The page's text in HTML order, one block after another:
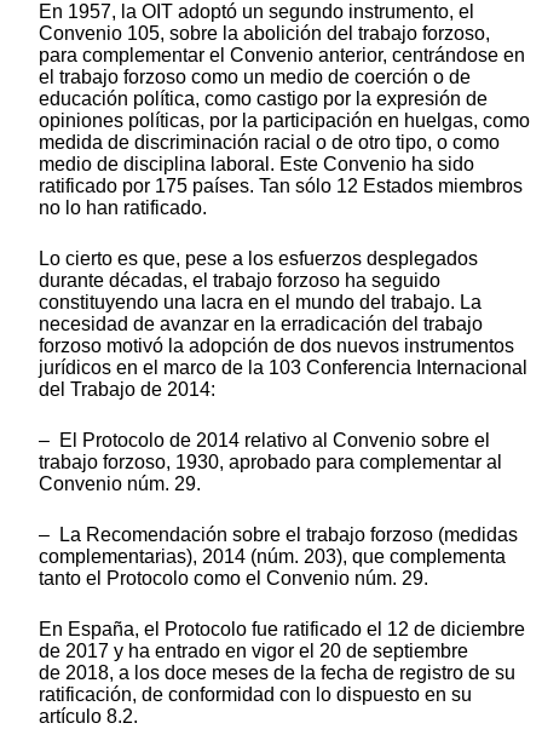
En 1957, la OIT adoptó un segundo instrumento, el
Convenio 105, sobre la abolición del trabajo forzoso,
para complementar el Convenio anterior, centrándose en
el trabajo forzoso como un medio de coerción o de
educación política, como castigo por la expresión de
opiniones políticas, por la participación en huelgas, como
medida de discriminación racial o de otro tipo, o como
medio de disciplina laboral. Este Convenio ha sido
ratificado por 175 países. Tan sólo 12 Estados miembros
no lo han ratificado.
Lo cierto es que, pese a los esfuerzos desplegados
durante décadas, el trabajo forzoso ha seguido
constituyendo una lacra en el mundo del trabajo. La
necesidad de avanzar en la erradicación del trabajo
forzoso motivó la adopción de dos nuevos instrumentos
jurídicos en el marco de la 103 Conferencia Internacional
del Trabajo de 2014:
– El Protocolo de 2014 relativo al Convenio sobre el
trabajo forzoso, 1930, aprobado para complementar al
Convenio núm. 29.
– La Recomendación sobre el trabajo forzoso (medidas
complementarias), 2014 (núm. 203), que complementa
tanto el Protocolo como el Convenio núm. 29.
En España, el Protocolo fue ratificado el 12 de diciembre
de 2017 y ha entrado en vigor el 20 de septiembre
de 2018, a los doce meses de la fecha de registro de su
ratificación, de conformidad con lo dispuesto en su
artículo 8.2.